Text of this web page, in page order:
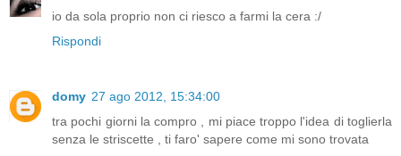
io da sola proprio non ci riesco a farmi la cera :/
Rispondi
domy 27 ago 2012, 15:34:00
tra pochi giorni la compro , mi piace troppo l'idea di toglierla
senza le striscette , ti faro' sapere come mi sono trovata